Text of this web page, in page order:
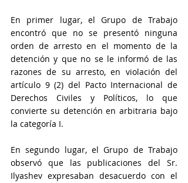
En primer lugar, el Grupo de Trabajo
encontró que no se presentó ninguna
orden de arresto en el momento de la
detención y que no se le informó de las
razones de su arresto, en violación del
artículo 9 (2) del Pacto Internacional de
Derechos Civiles y Políticos, lo que
convierte su detención en arbitraria bajo
la categoría I.
En segundo lugar, el Grupo de Trabajo
observó que las publicaciones del Sr.
Ilyashev expresaban desacuerdo con el